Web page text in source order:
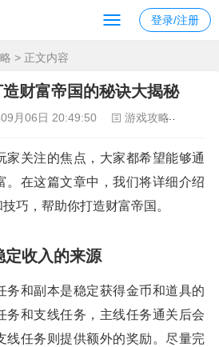
登录/注册
> 正文内容
财富帝国的秘诀大揭秘
月06日 20:49:50 游戏攻略
家关注的焦点，大家都希望能够通
。在这篇文章中，我们将详细介绍
巧，帮助你打造财富帝国。
定收入的来源
务和副本是稳定获得金币和道具的
务和支线任务，主线任务通关后会
线任务则提供额外的奖励。尽量完